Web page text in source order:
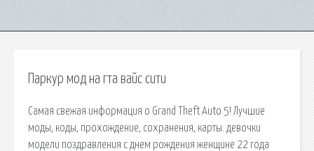
Паркур мод на гта вайс сити
Самая свежая информация о Grand Theft Auto 5! Лучшие
моды, коды, прохождение, сохранения, карты. девочки
модели поздравления с днем рождения женщине 22 года